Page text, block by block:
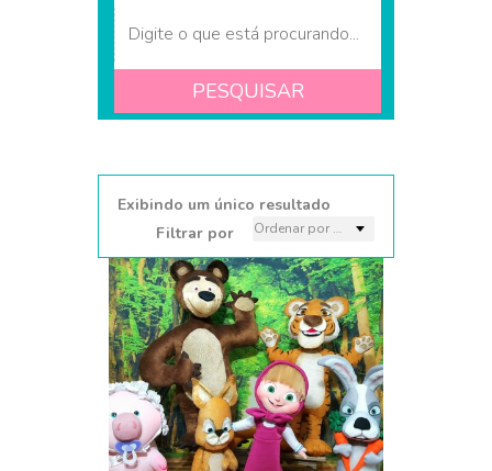
PESQUISAR
Exibindo um único resultado
Filtrar por
Coleção Masha e o Urso 1